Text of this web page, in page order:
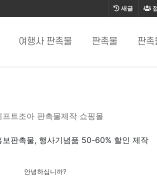
새글
여행사 판촉물 판촉물 판촉
보판촉물, 행사기념품 50-60% 할인 제작
안녕하십니까?